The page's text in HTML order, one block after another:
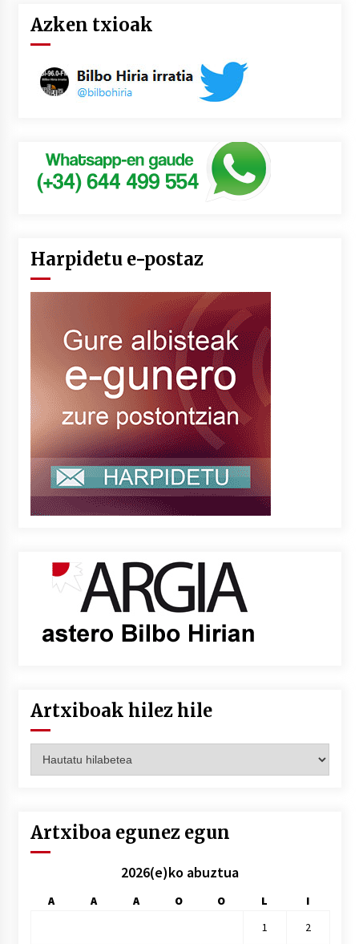
Azken txioak
Harpidetu e-postaz
Artxiboak hilez hile
hilez
Artxiboa egunez egun
2026(e)ko abuztua
A A A O O L
I
1
2